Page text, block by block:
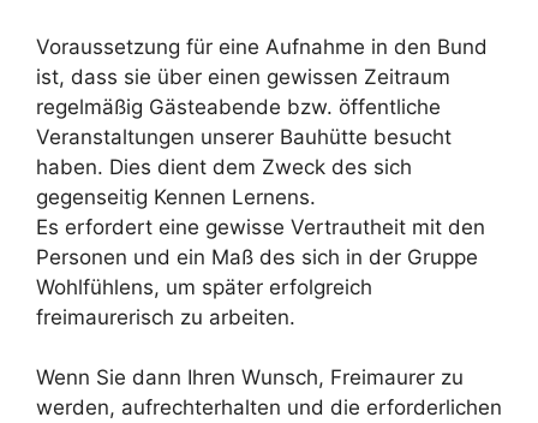
Voraussetzung für eine Aufnahme in den Bund
ist, dass sie über einen gewissen Zeitraum
regelmäßig Gästeabende bzw. öffentliche
Veranstaltungen unserer Bauhütte besucht
haben. Dies dient dem Zweck des sich
gegenseitig Kennen Lernens.
Es erfordert eine gewisse Vertrautheit mit den
Personen und ein Maß des sich in der Gruppe
Wohlfühlens, um später erfolgreich
freimaurerisch zu arbeiten.
Wenn Sie dann Ihren Wunsch, Freimaurer zu
werden, aufrechterhalten und die erforderlichen